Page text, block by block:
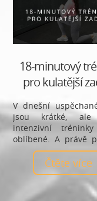
18-minutový
pro kulatější
V dnešní
jsou krátké, ale
intenzivní
oblíbené. A právě
naše trenérka
připravila
minutový
kulatější zadek,
pořádně zabrat.
Čtěte více